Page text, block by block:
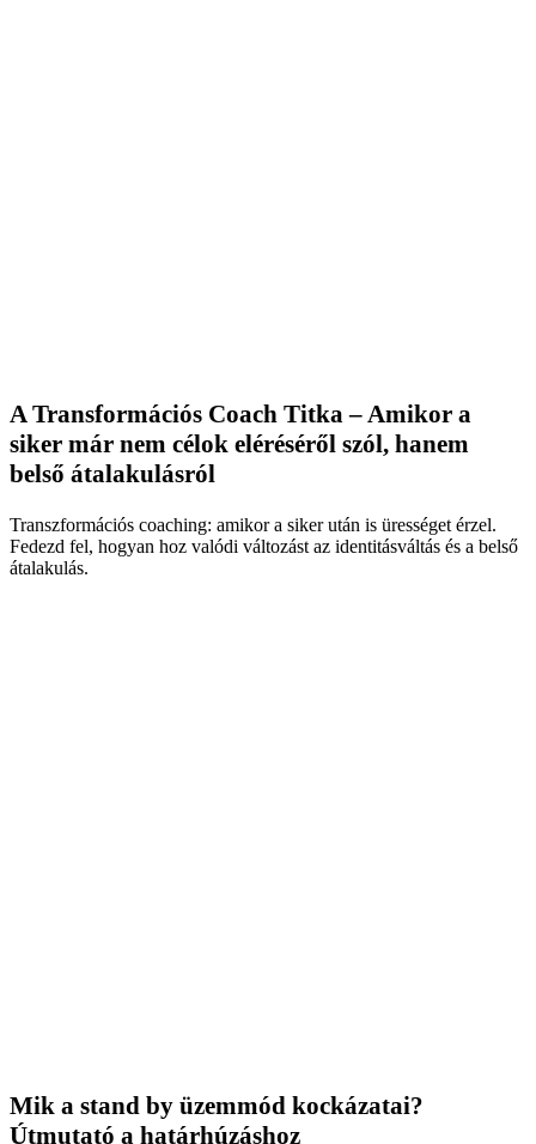
A Transformációs Coach Titka – Amikor a
siker már nem célok eléréséről szól, hanem
belső átalakulásról
Transzformációs coaching: amikor a siker után is ürességet érzel.
Fedezd fel, hogyan hoz valódi változást az identitásváltás és a belső
átalakulás.
Mik a stand by üzemmód kockázatai?
Útmutató a határhúzáshoz